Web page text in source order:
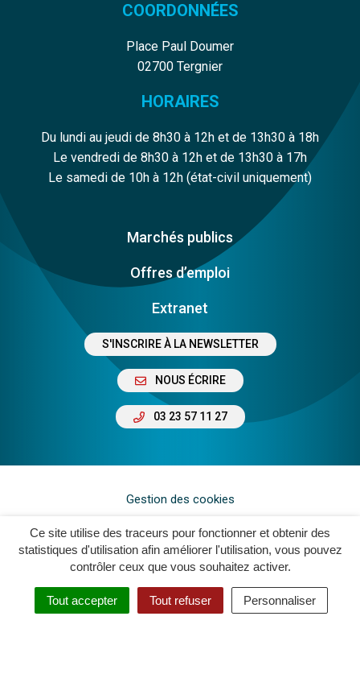
Ce site utilise des traceurs pour fonctionner et obtenir des
statistiques d'utilisation afin améliorer l'utilisation, vous pouvez
contrôler ceux que vous souhaitez activer.
Tout accepter Tout refuser Personnaliser
COORDONNÉES
Place Paul Doumer
02700 Tergnier
HORAIRES
Du lundi au jeudi de 8h30 à 12h et de 13h30 à 18h
Le vendredi de 8h30 à 12h et de 13h30 à 17h
Le samedi de 10h à 12h (état-civil uniquement)
Marchés publics
Offres d’emploi
Extranet
S'INSCRIRE À LA NEWSLETTER
NOUS ÉCRIRE
03 23 57 11 27
Gestion des cookies
Plan du site
Mentions légales
Crédits
Accessibilité : Non Conforme